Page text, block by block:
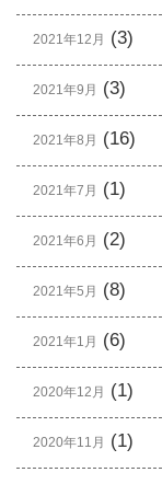
2021年12月 (3)
2021年9月 (3)
2021年8月 (16)
2021年7月 (1)
2021年6月 (2)
2021年5月 (8)
2021年1月 (6)
2020年12月 (1)
2020年11月 (1)